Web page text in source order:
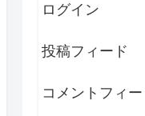
ログイン
投稿フィード
コメントフィー